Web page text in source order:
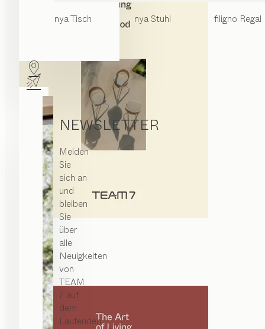
nyaTisch nyaStuhl filigno Regal
NEWSLETTER
Melden
Sie
sich an
und
bleiben
Sie
über
alle
Neuigkeiten
von
TEAM
7 auf
dem
Laufenden.